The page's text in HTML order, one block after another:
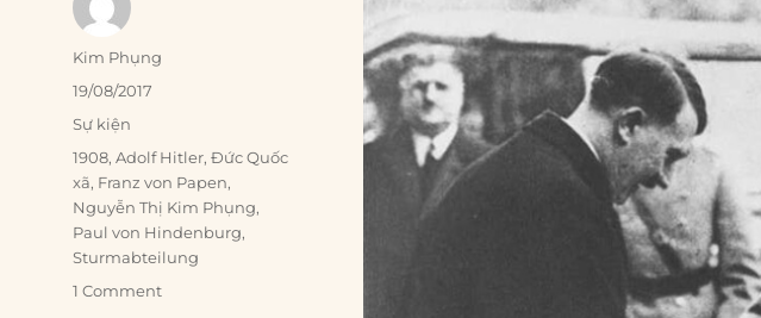
Author
Kim Phụng
Posted
19/08/2017
Categories
Sự kiện
Tags
1908,Adolf Hitler,Đức Quốc
xã, Franz von Papen,
Nguyễn Thị Kim Phụng,
Paul von Hindenburg,
Sturmabteilung
1 Comment